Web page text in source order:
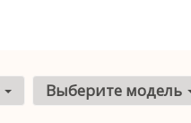
Выберите модель